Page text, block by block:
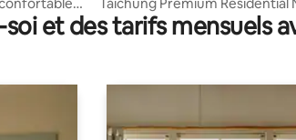
Speed Station, Daqing Railway
Station/MRT Luxury Style
et des tarifs mensuels